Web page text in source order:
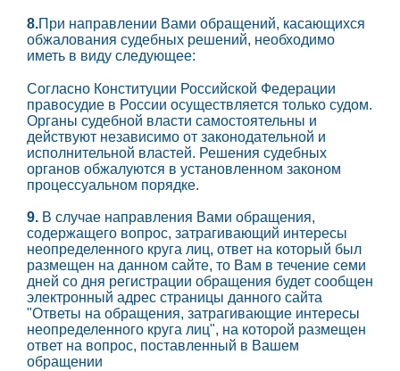
8.При направлении Вами обращений, касающихся
обжалования судебных решений, необходимо
иметь в виду следующее:
Согласно Конституции Российской Федерации
правосудие в России осуществляется только судом.
Органы судебной власти самостоятельны и
действуют независимо от законодательной и
исполнительной властей. Решения судебных
органов обжалуются в установленном законом
процессуальном порядке.
9. В случае направления Вами обращения,
содержащего вопрос, затрагивающий интересы
неопределенного круга лиц, ответ на который был
размещен на данном сайте, то Вам в течение семи
дней со дня регистрации обращения будет сообщен
электронный адрес страницы данного сайта
"Ответы на обращения, затрагивающие интересы
неопределенного круга лиц", на которой размещен
ответ на вопрос, поставленный в Вашем
обращении